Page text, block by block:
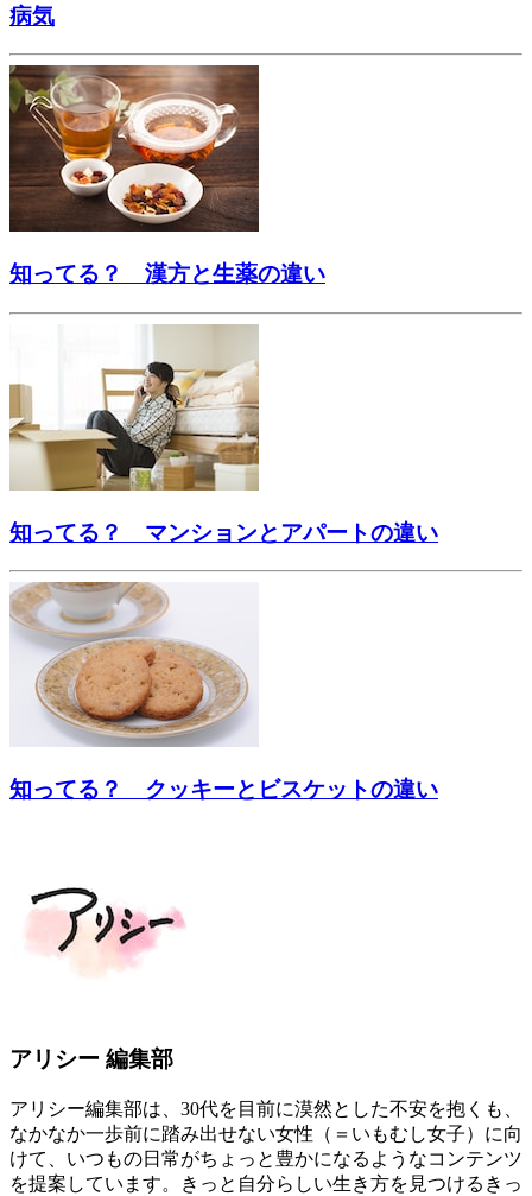
病気
知ってる？ 漢方と生薬の違い
知ってる？ マンションとアパートの違い
知ってる？ クッキーとビスケットの違い
アリシー 編集部
アリシー編集部は、30代を目前に漠然とした不安を抱くも、
なかなか一歩前に踏み出せない女性（＝いもむし女子）に向
けて、いつもの日常がちょっと豊かになるようなコンテンツ
を提案しています。きっと自分らしい生き方を見つけるきっ